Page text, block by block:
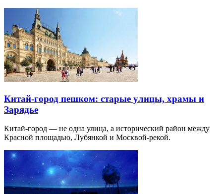
Китай-город пешком: старые улицы, храмы и
Зарядье
Китай-город — не одна улица, а исторический район между
Красной площадью, Лубянкой и Москвой-рекой.